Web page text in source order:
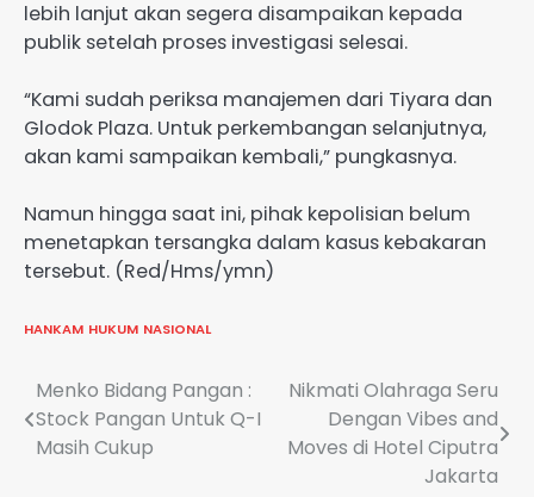
lebih lanjut akan segera disampaikan kepada
publik setelah proses investigasi selesai.
“Kami sudah periksa manajemen dari Tiyara dan
Glodok Plaza. Untuk perkembangan selanjutnya,
akan kami sampaikan kembali,” pungkasnya.
Namun hingga saat ini, pihak kepolisian belum
menetapkan tersangka dalam kasus kebakaran
tersebut. (Red/Hms/ymn)
HANKAM HUKUM NASIONAL
Navigasi
pos
Menko Bidang Pangan :
Stock Pangan Untuk Q-I
Masih Cukup
Nikmati Olahraga Seru
Dengan Vibes and
Moves di Hotel Ciputra
Jakarta